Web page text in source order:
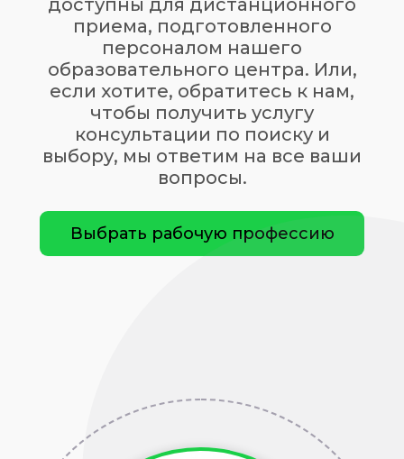
доступны для дистанционного
приема, подготовленного
персоналом нашего
образовательного центра. Или,
если хотите, обратитесь к нам,
чтобы получить услугу
консультации по поиску и
выбору, мы ответим на все ваши
вопросы.
Выбрать рабочую профессию